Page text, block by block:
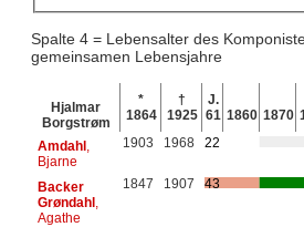
Spalte 4 = Lebensalter des
gemeinsamen Lebensjahre
Hjalmar
Borgstrøm
*
1864
†
1925
J.
61 1860 1870
Amdahl,
Bjarne
1903 1968 22
Backer
Grøndahl,
Agathe
1847 1907 43